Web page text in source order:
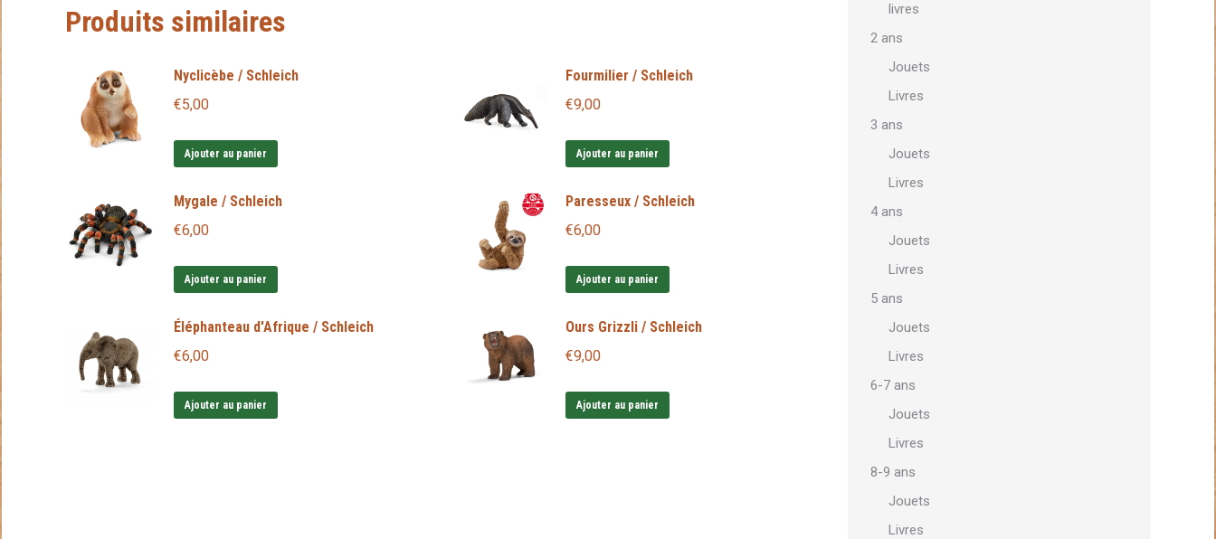
Produits similaires
Nyclicèbe / Schleich
€5,00
Ajouter au panier
Fourmilier / Schleich
€9,00
Ajouter au panier
Mygale / Schleich
€6,00
Ajouter au panier
Paresseux / Schleich
€6,00
Ajouter au panier
Éléphanteau d'Afrique / Schleich
€6,00
Ajouter au panier
Ours Grizzli / Schleich
€9,00
Ajouter au panier
livres
2 ans
Jouets
Livres
3 ans
Jouets
Livres
4 ans
Jouets
Livres
5 ans
Jouets
Livres
6-7 ans
Jouets
Livres
8-9 ans
Jouets
Livres